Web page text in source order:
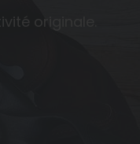
originale.